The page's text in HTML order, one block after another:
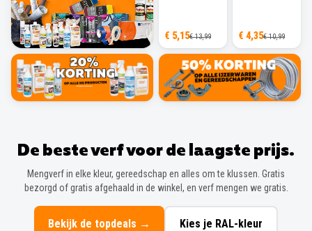
€ 5,15€ 13,99 € 4,35€ 10,99
De beste verf voor de laagste prijs.
Mengverf in elke kleur, gereedschap en alles om te klussen. Gratis
bezorgd of gratis afgehaald in de winkel, en verf mengen we gratis.
Bekijk de topdeals → Kies je RAL-kleur